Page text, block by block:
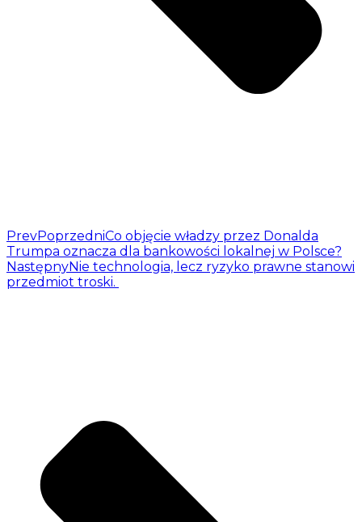
PrevPoprzedniCo objęcie władzy przez Donalda
Trumpa oznacza dla bankowości lokalnej w Polsce?
NastępnyNie technologia, lecz ryzyko prawne stanowi
przedmiot troski.